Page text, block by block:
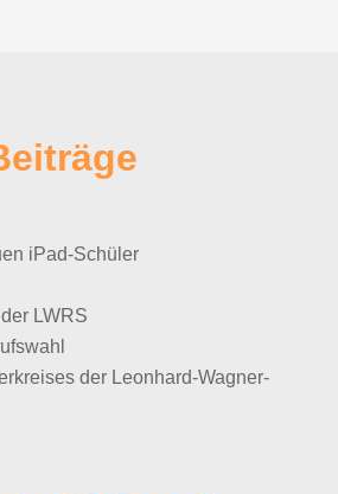
iPad-Schüler
LWRS
der Leonhard-Wagner-